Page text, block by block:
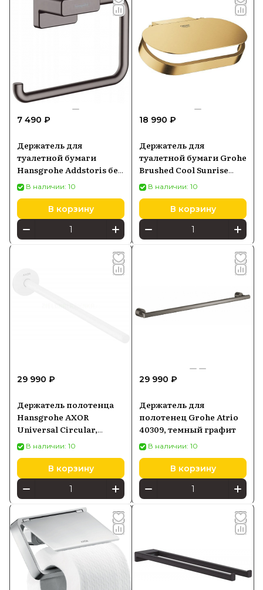
7 490 ₽
Держатель для
туалетной бумаги
Hansgrohe Addstoris без
крышки, черный хром
41771340
В наличии: 10
В корзину
18 990 ₽
Держатель для
туалетной бумаги Grohe
Brushed Cool Sunrise
41069GN0
В наличии: 10
В корзину
29 990 ₽
Держатель полотенца
Hansgrohe AXOR
Universal Circular,
белый матовый
42826700
В наличии: 10
В корзину
29 990 ₽
Держатель для
полотенец Grohe Atrio
40309, темный графит
В наличии: 10
В корзину